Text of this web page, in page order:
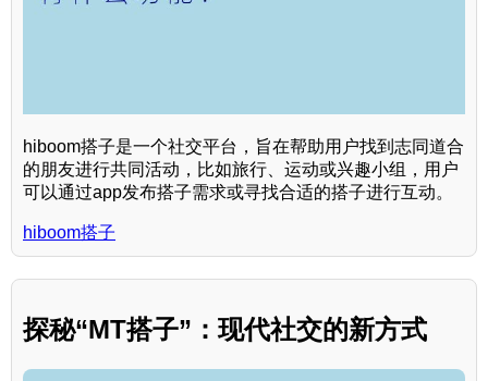
hiboom搭子是一个社交平台，旨在帮助用户找到志同道合
的朋友进行共同活动，比如旅行、运动或兴趣小组，用户
可以通过app发布搭子需求或寻找合适的搭子进行互动。
hiboom搭子
探秘“MT搭子”：现代社交的新方式